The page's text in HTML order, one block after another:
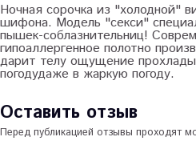
Ночная сорочка из "холодной"
шифона. Модель "секси"
пышек-соблазнительниц!
гипоаллергенное полотно
дарит телу ощущение
погодудаже в жаркую погоду.
Оставить отзыв
Перед публикацией отзывы проходят